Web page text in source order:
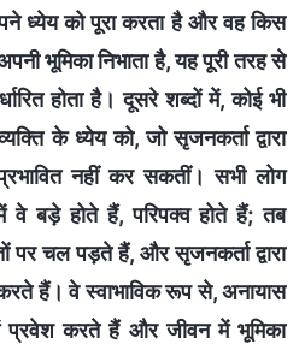
ध्येय को पूरा करता है और वह किस
भूमिका निभाता है, यह पूरी तरह से
होता है। दूसरे शब्दों में, कोई भी
के ध्येय को, जो सृजनकर्ता द्वारा
प्रभावित नहीं कर सकतीं। सभी लोग
बड़े होते हैं, परिपक्व होते हैं; तब
पर चल पड़ते हैं, और सृजनकर्ता द्वारा
हैं। वे स्वाभाविक रूप से, अनायास
प्रवेश करते हैं और जीवन में भूमिका